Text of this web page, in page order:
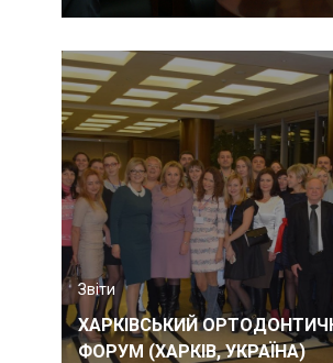
Звіти
ХАРКІВСЬКИЙ
ФОРУМ (ХАРКІВ, УКРАЇНА)